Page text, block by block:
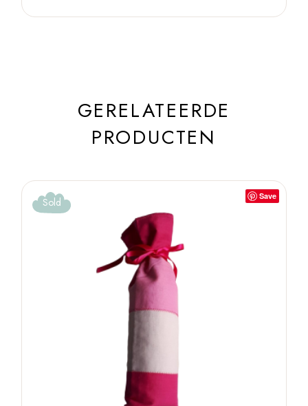
GERELATEERDE
PRODUCTEN
Save
Sold